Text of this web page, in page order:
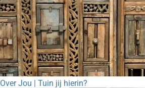
Over Jou | Tuin jij hierin?